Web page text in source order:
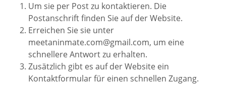
Um sie per Post zu kontaktieren. Die
Postanschrift finden Sie auf der Website.
Erreichen Sie sie unter
meetaninmate.com@gmail.com, um eine
schnellere Antwort zu erhalten.
Zusätzlich gibt es auf der Website ein
Kontaktformular für einen schnellen Zugang.